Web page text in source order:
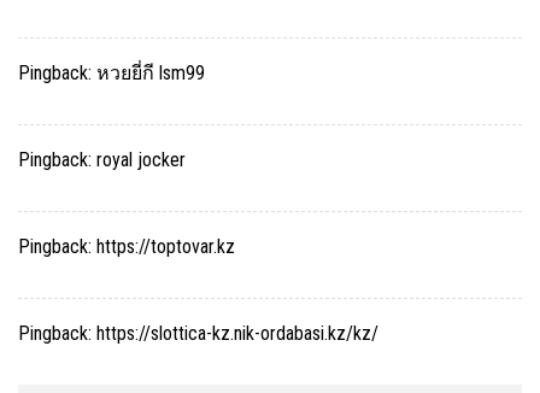
Pingback: หวยยี่กี lsm99
Pingback: royal jocker
Pingback: https://toptovar.kz
Pingback: https://slottica-kz.nik-ordabasi.kz/kz/